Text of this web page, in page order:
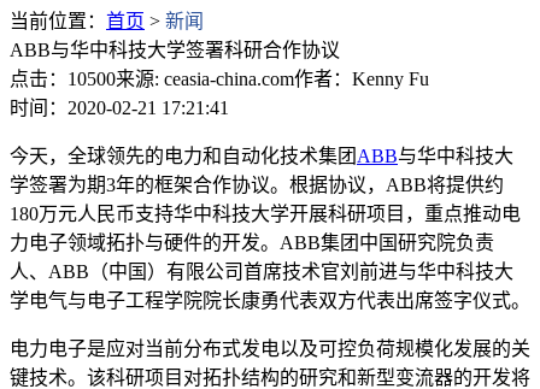
当前位置： 首页 > 新闻
ABB与华中科技大学签署科研合作协议
点击：10500来源: ceasia-china.com作者：Kenny Fu
时间：2020-02-21 17:21:41
今天，全球领先的电力和自动化技术集团 ABB与华中科技大
学签署为期3年的框架合作协议。根据协议，ABB将提供约
180万元人民币支持华中科技大学开展科研项目，重点推动电
力电子领域拓扑与硬件的开发。ABB集团中国研究院负责
人、ABB（中国）有限公司首席技术官刘前进与华中科技大
学电气与电子工程学院院长康勇代表双方代表出席签字仪式。
电力电子是应对当前分布式发电以及可控负荷规模化发展的关
键技术。该科研项目对拓扑结构的研究和新型变流器的开发将